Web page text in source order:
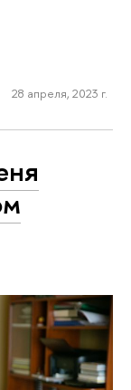
28 апреля, 2023 г.